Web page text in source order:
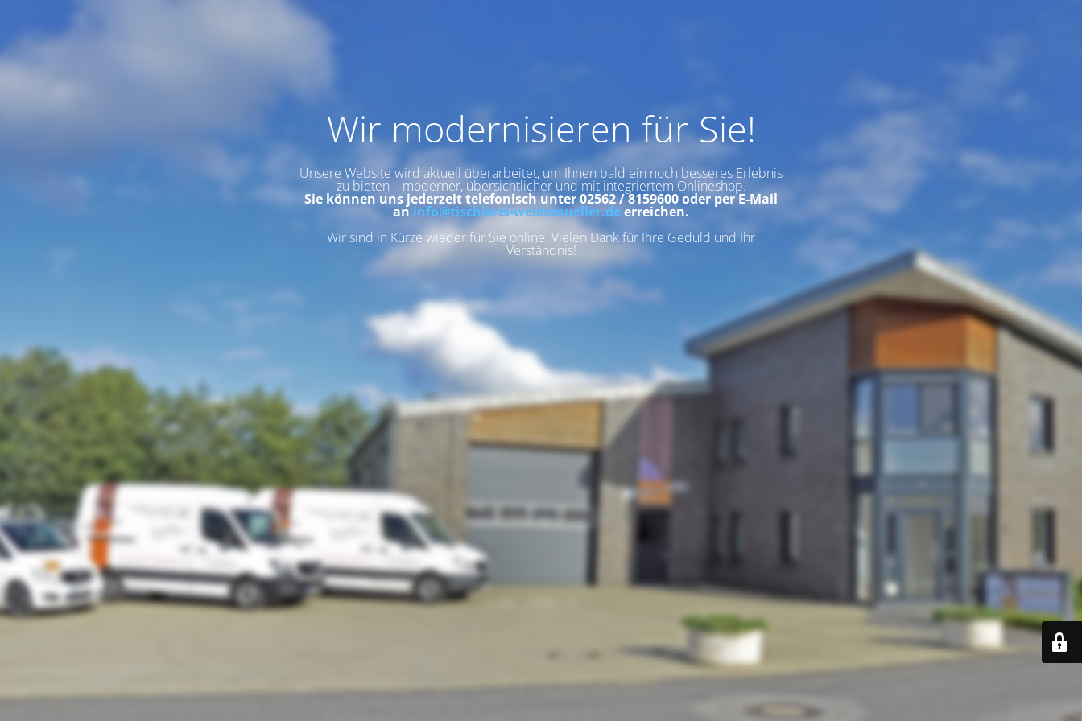
Wir modernisieren für Sie!
Unsere Website wird aktuell überarbeitet, um Ihnen bald ein noch besseres Erlebnis
zu bieten – moderner, übersichtlicher und mit integriertem Onlineshop.
Sie können uns jederzeit telefonisch unter 02562 / 8159600 oder per E-Mail
an info@tischlerei-weidemueller.deerreichen.
Wir sind in Kürze wieder für Sie online. Vielen Dank für Ihre Geduld und Ihr
Verständnis!